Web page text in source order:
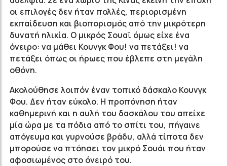
οι επιλογές δεν ήταν πολλές, περιορισμένη
εκπαίδευση και βιοπορισμός από την μικρότερη
δυνατή ηλικία. Ο μικρός Σουαϊ όμως είχε ένα
όνειρο: να μάθει Κουνγκ Φου! να πετάξει! να
πετάξει όπως οι ήρωες που έβλεπε στη μεγάλη
οθόνη.
Ακολούθησε λοιπόν έναν τοπικό δάσκαλο Κουνγκ
Φου. Δεν ήταν εύκολο. Η προπόνηση ήταν
καθημερινή και η αυλή του δασκάλου του απείχε
μία ώρα με τα πόδια από το σπίτι του, πήγαινε
απόγευμα και γυρνούσε βράδυ, αλλά τίποτα δεν
μπορούσε να πτόησει τον μικρό Σουάι που ήταν
αφοσιωμένος στο όνειρό του.